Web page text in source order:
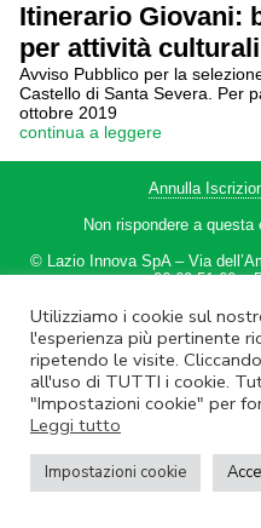
Utilizziamo i cookie sul
l'esperienza più pertinente
ripetendo le visite.
all'uso di TUTTI i cookie.
"Impostazioni cookie" per
Leggi tutto
Impostazioni cookie
Itinerario Giovani:
per attività
Avviso Pubblico per la
Castello di Santa Severa. Per
ottobre 2019
continua a leggere
Annulla
Non rispondere a questa
© Lazio Innova SpA – Via
06.60.51.60 –